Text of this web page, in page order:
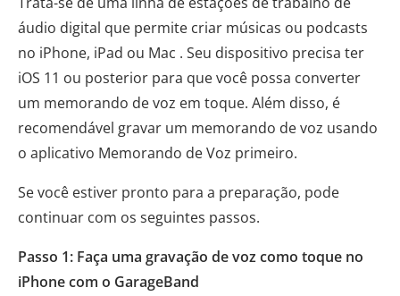
áudio digital que permite criar músicas ou podcasts
no iPhone, iPad ou Mac . Seu dispositivo precisa ter
iOS 11 ou posterior para que você possa converter
um memorando de voz em toque. Além disso, é
recomendável gravar um memorando de voz usando
o aplicativo Memorando de Voz primeiro.
Se você estiver pronto para a preparação, pode
continuar com os seguintes passos.
Passo 1: Faça uma gravação de voz como toque no
iPhone com o GarageBand